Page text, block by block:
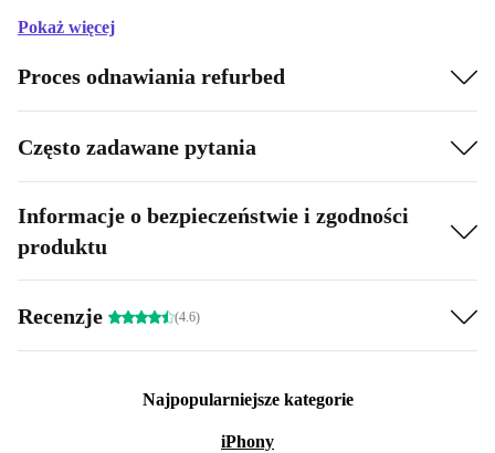
Pokaż więcej
Proces odnawiania refurbed
Często zadawane pytania
Informacje o bezpieczeństwie i zgodności
produktu
Recenzje (4.6)
Najpopularniejsze kategorie
iPhony